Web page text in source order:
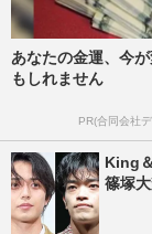
あなたの金運、今
もしれません
PR(合同会社
King
篠塚